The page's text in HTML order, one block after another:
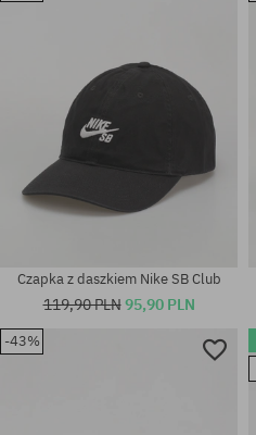
Czapka z daszkiem Nike SB Club
119,90 PLN95,90 PLN
-43%